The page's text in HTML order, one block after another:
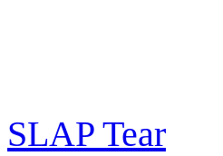
SLAP Tear